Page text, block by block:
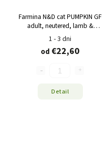
Farmina N&D cat PUMPKIN GF
adult, neutered, lamb &
blueberry
1 - 3 dni
od €22,60
Detail